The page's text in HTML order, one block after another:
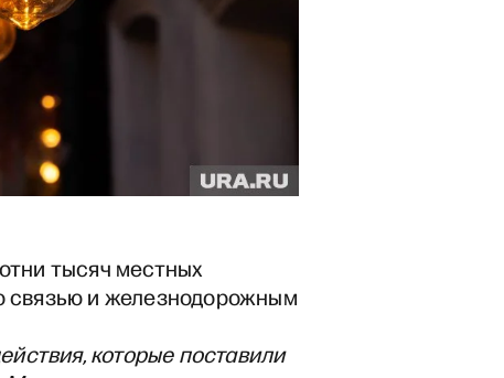
тысяч местных
связью и железнодорожным
которые поставили